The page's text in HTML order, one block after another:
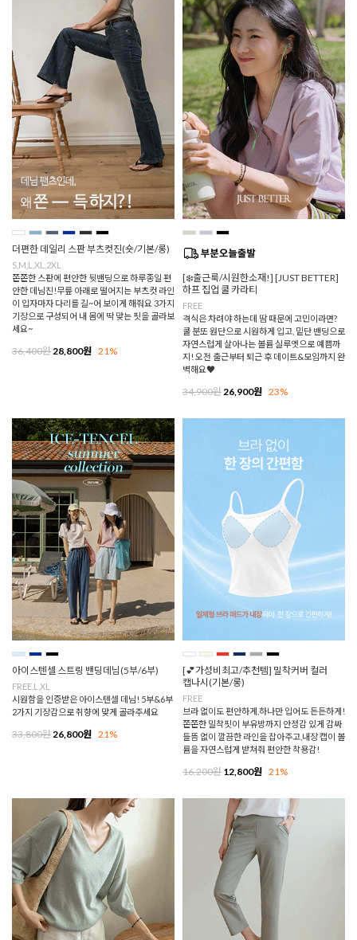
더편한 데일리 스판 부츠컷진(숏/기본/롱)
S,M,L,XL,2XL
쫀쫀한 스판에 편안한 뒷밴딩으로 하루종일 편
안한 데님진!무릎 아래로 떨어지는 부츠컷 라인
이 입자마자 다리를 길~어 보이게 해줘요 3가지
기장으로 구성되어 내 몸에 딱 맞는 핏을 골라보
세요~
36,400원28,800원 21%
[❄️출근룩/시원한소재!] [JUST BETTER]
하프 집업 쿨 카라티
FREE
격식은 차려야 하는데 땀 때문에 고민이라면?
쿨 분또 원단으로 시원하게 입고, 밑단 밴딩으로
자연스럽게 살아나는 볼륨 실루엣으로 예쁨까
지! 오전 출근부터 퇴근 후 데이트&모임까지 완
벽해요♥
34,900원26,900원 23%
아이스텐셀 스트링 밴딩데님(5부/6부)
FREE,L,XL
시원함을 인증받은 아이스텐셀 데님! 5부&6부
2가지 기장감으로 취향에 맞게 골라주세요
33,800원26,800원 21%
[💕가성비최고/추천템] 밀착커버 컬러
캡나시(기본/롱)
FREE
브라 없이도 편안하게,하나만 입어도 든든하게!
쫀쫀한 밀착핏이 부유방까지 안정감 있게 감싸
들뜸 없이 깔끔한 라인을 잡아주고,내장 캡이 볼
륨을 자연스럽게 받쳐줘 편안한 착용감!
16,200원 12,800원 21%